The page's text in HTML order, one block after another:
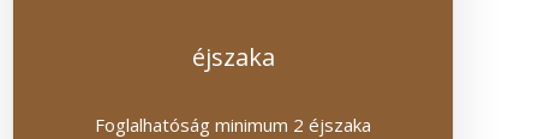
éjszaka
Foglalhatóság minimum 2 éjszaka